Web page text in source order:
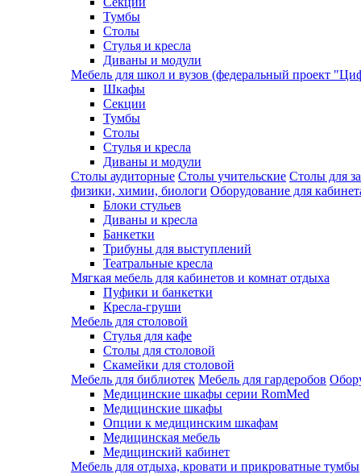
Тумбы
Столы
Стулья и кресла
Диваны и модули
Мебель для школ и вузов (федеральный проект
Шкафы
Секции
Тумбы
Столы
Стулья и кресла
Диваны и модули
Столы аудиторные Столы учительские Столы для
физики, химии, биологи Оборудование для
Блоки стульев
Диваны и кресла
Банкетки
Трибуны для выступлений
Театральные кресла
Мягкая мебель для кабинетов и комнат отдыха
Пуфики и банкетки
Кресла-груши
Мебель для столовой
Cтулья для кафе
Cтолы для столовой
Скамейки для столовой
Мебель для библиотек Мебель для гардеробов
Медицинские шкафы серии RomMed
Медицинские шкафы
Опции к медицинским шкафам
Медицинская мебель
Медицинский кабинет
Мебель для отдыха, кровати и прикроватные тумбы